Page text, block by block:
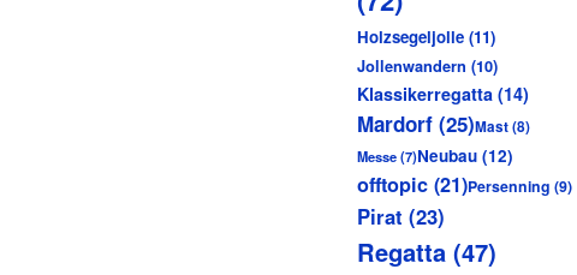
Holzsegeljolle (11)
Jollenwandern (10)
Klassikerregatta (14)
Mardorf (25)Mast(8)
Messe(7)Neubau (12)
offtopic (21)Persenning (9)
Pirat (23)
Regatta (47)